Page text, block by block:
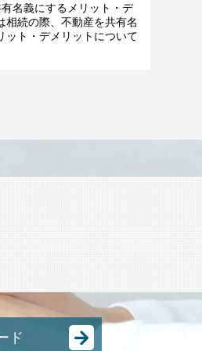
名義にするメリット・デ
相続の際、不動産を共有名
ット・デメリットについて
ド